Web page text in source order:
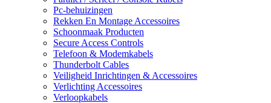
Pc-behuizingen
Rekken En Montage Accessoires
Schoonmaak Producten
Secure Access Controls
Telefoon & Modemkabels
Thunderbolt Cables
Veiligheid Inrichtingen & Accessoires
Verlichting Accessoires
Verloopkabels